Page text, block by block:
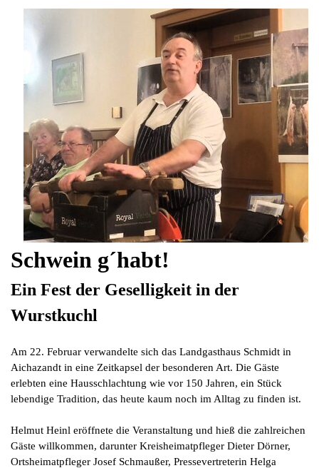
Schwein g´habt!
Ein Fest der Geselligkeit in der
Wurstkuchl
Am 22. Februar verwandelte sich das Landgasthaus Schmidt in
Aichazandt in eine Zeitkapsel der besonderen Art. Die Gäste
erlebten eine Hausschlachtung wie vor 150 Jahren, ein Stück
lebendige Tradition, das heute kaum noch im Alltag zu finden ist.
Helmut Heinl eröffnete die Veranstaltung und hieß die zahlreichen
Gäste willkommen, darunter Kreisheimatpfleger Dieter Dörner,
Ortsheimatpfleger Josef Schmaußer, Pressevertreterin Helga